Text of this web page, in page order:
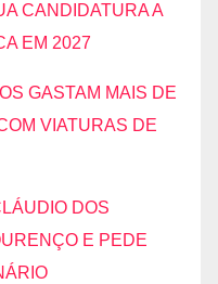
CANDIDATURA A
EM 2027
GASTAM MAIS DE
VIATURAS DE
DOS
E PEDE